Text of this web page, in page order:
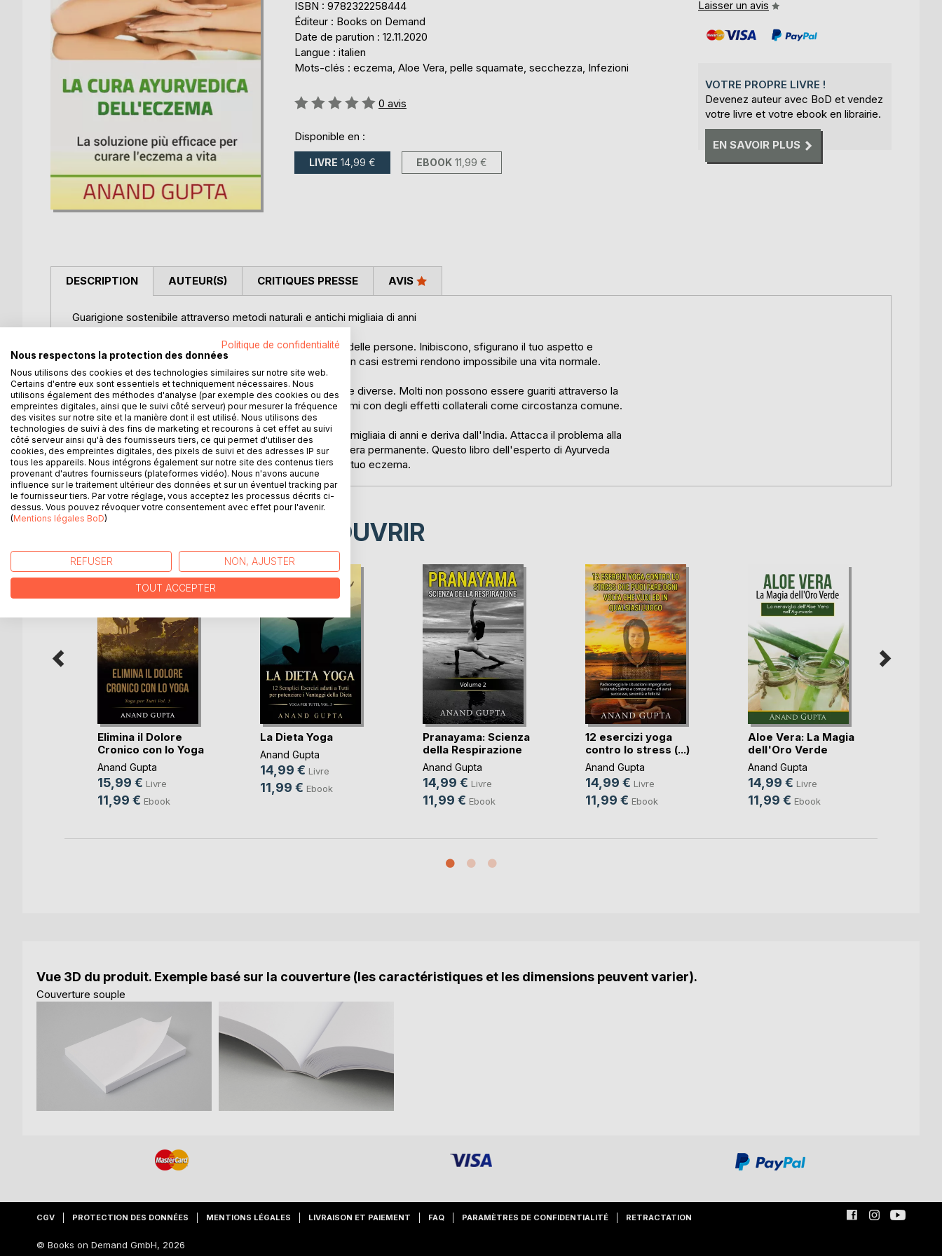
ISBN : 9782322258444
Éditeur : Books on Demand
Date de parution : 12.11.2020
Langue : italien
Mots-clés : eczema, Aloe Vera, pelle squamate, secchezza, Infezioni
Évaluation:
0 avis
Disponible en :
LIVRE 14,99 € EBOOK 11,99 €
Laisser un avis
VOTRE PROPRE LIVRE !
Devenez auteur avec BoD et vendez
votre livre et votre ebook en librairie.
EN SAVOIR PLUS
DESCRIPTION
Guarigione sostenibile attraverso metodi naturali e antichi migliaia di anni
Gli eczemi non sono solo sgradevoli per la maggior parte delle persone. Inibiscono, sfigurano il tuo aspetto e
possono causare forfora, vesciche, irritazioni e gonfiore. In casi estremi rendono impossibile una vita normale.
Si presentano su qualunque parte del corpo e hanno cause diverse. Molti non possono essere guariti attraverso la
terapia convenzionale. Spesso vengono ridotti solo i sintomi con degli effetti collaterali come circostanza comune.
La medicina ayurvedica è una scuola di guarigione che ha migliaia di anni e deriva dall'India. Attacca il problema alla
radice. In molti casi è in grado di guarire gli eczemi in maniera permanente. Questo libro dell'esperto di Ayurveda
Anand Gupta ti mostra come combattere con successo il tuo eczema.
AUTEUR(S) CRITIQUES PRESSE AVIS
D’AUTRES TITRES À DÉCOUVRIR
Elimina il Dolore
Cronico con lo Yoga
Anand Gupta
15,99 € Livre
11,99 € Ebook
La Dieta Yoga
Anand Gupta
14,99 € Livre
11,99 € Ebook
Pranayama: Scienza
della Respirazione
Anand Gupta
14,99 € Livre
11,99 € Ebook
12 esercizi yoga
contro lo stress (...)
Anand Gupta
14,99 € Livre
11,99 € Ebook
Aloe Vera: La Magia
dell'Oro Verde
Anand Gupta
14,99 € Livre
11,99 € Ebook
Vue 3D du produit. Exemple basé sur la couverture (les caractéristiques et les dimensions peuvent varier).
Couverture souple
CGV PROTECTION DES DONNÉES MENTIONS LÉGALES LIVRAISON ET PAIEMENT FAQ PARAMÈTRES DE CONFIDENTIALITÉ RETRACTATION
© Books on Demand GmbH, 2026
Politique de confidentialité
Nous respectons la protection des données
Nous utilisons des cookies et des technologies similaires sur notre site web.
Certains d'entre eux sont essentiels et techniquement nécessaires. Nous
utilisons également des méthodes d'analyse (par exemple des cookies ou des
empreintes digitales, ainsi que le suivi côté serveur) pour mesurer la fréquence
des visites sur notre site et la manière dont il est utilisé. Nous utilisons des
technologies de suivi à des fins de marketing et recourons à cet effet au suivi
côté serveur ainsi qu'à des fournisseurs tiers, ce qui permet d'utiliser des
cookies, des empreintes digitales, des pixels de suivi et des adresses IP sur
tous les appareils. Nous intégrons également sur notre site des contenus tiers
provenant d'autres fournisseurs (plateformes vidéo). Nous n'avons aucune
influence sur le traitement ultérieur des données et sur un éventuel tracking par
le fournisseur tiers. Par votre réglage, vous acceptez les processus décrits ci-
dessus. Vous pouvez révoquer votre consentement avec effet pour l'avenir.
(Mentions légales BoD)
REFUSER NON, AJUSTER
TOUT ACCEPTER